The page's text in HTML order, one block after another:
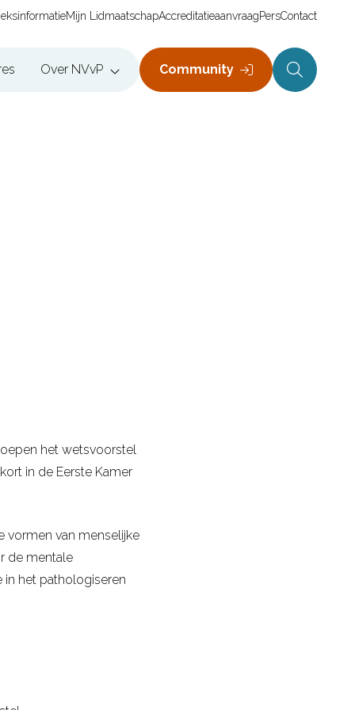
Mijn LidmaatschapAccreditatieaanvraagPersContact
Over NVvP Community
Zoeken
het wetsvoorstel
in de Eerste Kamer
vormen van menselijke
de mentale
het pathologiseren